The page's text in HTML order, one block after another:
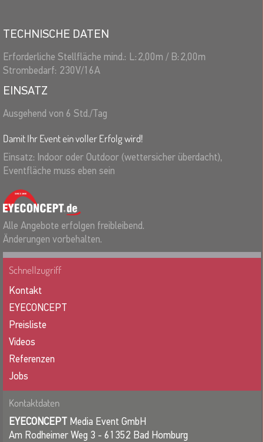
TECHNISCHE DATEN
Erforderliche Stellfläche mind.: L:2,00m / B:2,00m
Strombedarf: 230V/16A
EINSATZ
Ausgehend von 6 Std./Tag
Damit Ihr Event ein voller Erfolg wird!
Einsatz: Indoor oder Outdoor (wettersicher überdacht),
Eventfläche muss eben sein
Alle Angebote erfolgen freibleibend.
Änderungen vorbehalten.
Schnellzugriff
Kontakt
EYECONCEPT
Preisliste
Videos
Referenzen
Jobs
Kontaktdaten
EYECONCEPT Media Event GmbH
Am Rodheimer Weg 3 - 61352 Bad Homburg